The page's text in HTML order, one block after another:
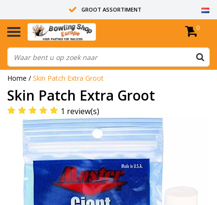
GROOT ASSORTIMENT
14 DAGEN RETOUR RECHT
ALLE BOWLINGBALLEN ZIJN ONGEBOORD
0
Home / Skin Patch Extra Groot
Skin Patch Extra Groot
1 review(s)